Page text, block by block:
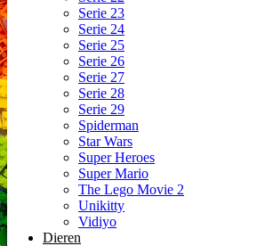
Serie 23
Serie 24
Serie 25
Serie 26
Serie 27
Serie 28
Serie 29
Spiderman
Star Wars
Super Heroes
Super Mario
The Lego Movie 2
Unikitty
Vidiyo
Dieren